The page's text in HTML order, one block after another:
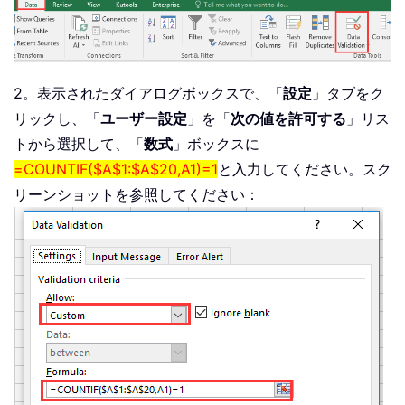
2。表示されたダイアログボックスで、「設定 」タブをク
リックし、「ユーザー設定 」を「次の値を許可する 」リス
トから選択して、「数式 」ボックスに
=COUNTIF($A$1:$A$20,A1)=1と入力してください。スク
リーンショットを参照してください：